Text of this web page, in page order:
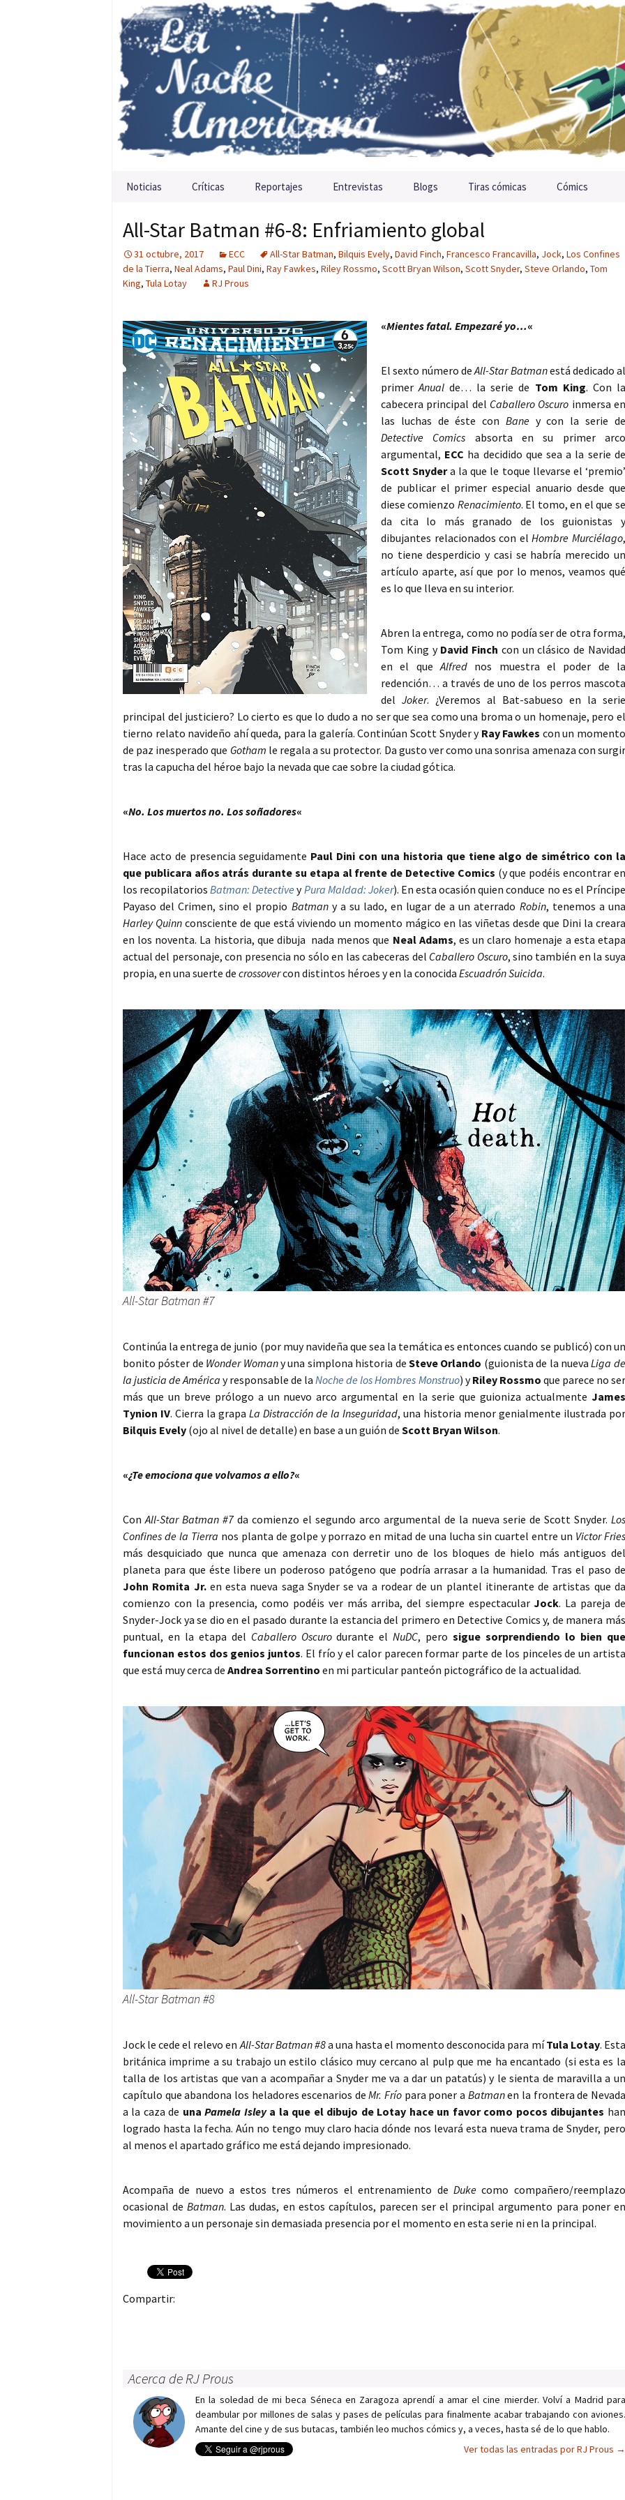
Saltar al contenido
Noticias Críticas Reportajes Entrevistas Blogs Tiras cómicas Cómics
All-Star Batman #6-8: Enfriamiento global
31 octubre, 2017 ECC All-Star Batman, Bilquis Evely, David Finch, Francesco Francavilla, Jock, Los Confines
de la Tierra, Neal Adams, Paul Dini, Ray Fawkes, Riley Rossmo, Scott Bryan Wilson, Scott Snyder, Steve Orlando, Tom
King, Tula Lotay RJ Prous
«Mientes fatal. Empezaré yo…«
El sexto número deAll-Star Batmanestá dedicado al
primerAnual de… la serie de Tom King. Con la
cabecera principal del Caballero Oscuro inmersa en
las luchas de éste con Baney con la serie de
Detective Comics absorta en su primer arco
argumental, ECC ha decidido que sea a la serie de
Scott Snydera la que le toque llevarse el ‘premio’
de publicar el primer especial anuario desde que
diese comienzo Renacimiento. El tomo, en el que se
da cita lo más granado de los guionistas y
dibujantes relacionados con elHombre Murciélago,
no tiene desperdicio y casi se habría merecido un
artículo aparte, así que por lo menos, veamos qué
es lo que lleva en su interior.
Abren la entrega, como no podía ser de otra forma,
Tom King y David Finch con un clásico de Navidad
en el queAlfrednos muestra el poder de la
redención… a través de uno de los perros mascota
del Joker. ¿Veremos al Bat-sabueso en la serie
principal del justiciero? Lo cierto es que lo dudo a no ser que sea como una broma o un homenaje, pero el
tierno relato navideño ahí queda, para la galería. Continúan Scott Snyder y Ray Fawkes con un momento
de paz inesperado que Gotham le regala a su protector. Da gusto ver como una sonrisa amenaza con surgir
tras la capucha del héroe bajo la nevada que cae sobre la ciudad gótica.
«No. Los muertos no. Los soñadores«
Hace acto de presencia seguidamente Paul Dini con una historia que tiene algo de simétrico con la
que publicara años atrás durante su etapa al frente de Detective Comics (y que podéis encontrar en
los recopilatoriosBatman: Detective yPura Maldad: Joker). En esta ocasión quien conduce no es el Príncipe
Payaso del Crimen, sino el propio Batmany a su lado, en lugar de a un aterrado Robin, tenemos a una
Harley Quinn consciente de que está viviendo un momento mágico en las viñetas desde que Dini la creara
en los noventa. La historia, que dibuja nada menos que Neal Adams, es un claro homenaje a esta etapa
actual del personaje, con presencia no sólo en las cabeceras del Caballero Oscuro, sino también en la suya
propia, en una suerte de crossovercon distintos héroes y en la conocida Escuadrón Suicida.
All-Star Batman #7
Continúa la entrega de junio (por muy navideña que sea la temática es entonces cuando se publicó) con un
bonito póster de Wonder Womany una simplona historia deSteve Orlando (guionista de la nuevaLiga de
la justicia de América y responsable de laNoche de los Hombres Monstruo) yRiley Rossmo que parece no ser
más que un breve prólogo a un nuevo arco argumental en la serie que guioniza actualmente James
Tynion IV. Cierra la grapa La Distracción de la Inseguridad, una historia menor genialmente ilustrada por
Bilquis Evely (ojo al nivel de detalle) en base a un guión de Scott Bryan Wilson.
«¿Te emociona que volvamos a ello?«
ConAll-Star Batman #7da comienzo el segundo arco argumental de la nueva serie de Scott Snyder. Los
Confines de la Tierra nos planta de golpe y porrazo en mitad de una lucha sin cuartel entre un Victor Fries
más desquiciado que nunca que amenaza con derretir uno de los bloques de hielo más antiguos del
planeta para que éste libere un poderoso patógeno que podría arrasar a la humanidad. Tras el paso de
John Romita Jr.en esta nueva saga Snyder se va a rodear de un plantel itinerante de artistas que da
comienzo con la presencia, como podéis ver más arriba, del siempre espectacularJock. La pareja de
Snyder-Jock ya se dio en el pasado durante la estancia del primero en Detective Comics y, de manera más
puntual, en la etapa del Caballero Oscurodurante elNuDC, perosigue sorprendiendo lo bien que
funcionan estos dos genios juntos. El frío y el calor parecen formar parte de los pinceles de un artista
que está muy cerca de Andrea Sorrentino en mi particular panteón pictográfico de la actualidad.
All-Star Batman #8
Jock le cede el relevo enAll-Star Batman #8a una hasta el momento desconocida para míTula Lotay. Esta
británica imprime a su trabajo un estilo clásico muy cercano al pulp que me ha encantado (si esta es la
talla de los artistas que van a acompañar a Snyder me va a dar un patatús) y le sienta de maravilla a un
capítulo que abandona los heladores escenarios deMr. Frío para poner a Batmanen la frontera de Nevada
a la caza de unaPamela Isleya la que el dibujo de Lotay hace un favor como pocos dibujantes han
logrado hasta la fecha. Aún no tengo muy claro hacia dónde nos levará esta nueva trama de Snyder, pero
al menos el apartado gráfico me está dejando impresionado.
Acompaña de nuevo a estos tres números el entrenamiento deDuke como compañero/reemplazo
ocasional deBatman. Las dudas, en estos capítulos, parecen ser el principal argumento para poner en
movimiento a un personaje sin demasiada presencia por el momento en esta serie ni en la principal.
Compartir:
Acerca de RJ Prous
En la soledad de mi beca Séneca en Zaragoza aprendí a amar el cine mierder. Volví a Madrid para
deambular por millones de salas y pases de películas para finalmente acabar trabajando con aviones.
Amante del cine y de sus butacas, también leo muchos cómics y, a veces, hasta sé de lo que hablo.
Ver todas las entradas por RJ Prous →